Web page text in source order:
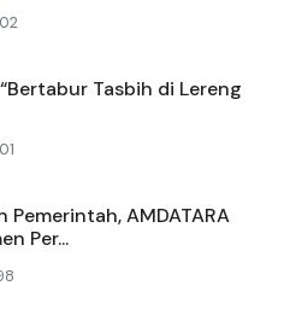
Tasbih di Lereng
Pemerintah, AMDATARA
Per...